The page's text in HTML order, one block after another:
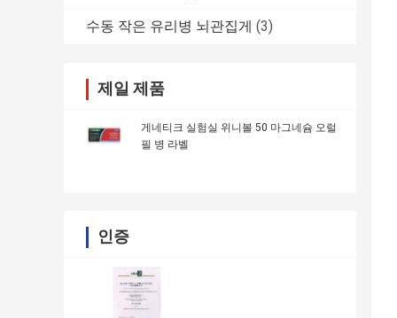
수동 작은 유리병 뇌관집게 (3)
제일 제품
게네티크 실험실 위니볼 50 마그네슘 오럴
필 병 라벨
인증